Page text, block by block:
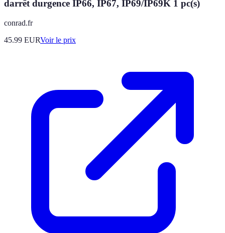
darrêt durgence IP66, IP67, IP69/IP69K 1 pc(s)
conrad.fr
45.99 EURVoir le prix